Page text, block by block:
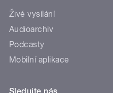
Živé vysílání
Audioarchiv
Podcasty
Mobilní aplikace
Sledujte nás